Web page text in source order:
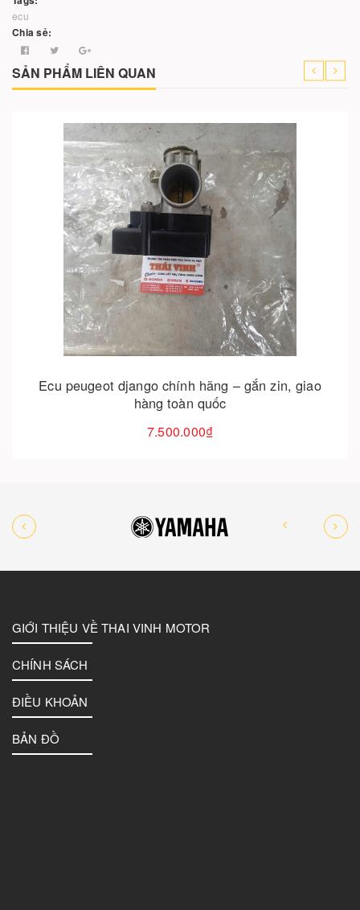
ecu
Chia sẻ:
SẢN PHẨM LIÊN QUAN
Ecu peugeot django chính hãng – gắn zin, giao
hàng toàn quốc
7.500.000₫
Cho vào giỏ hàng
GIỚI THIỆU VỀ THAI VINH MOTOR
CHÍNH SÁCH
ĐIỀU KHOẢN
BẢN ĐỒ